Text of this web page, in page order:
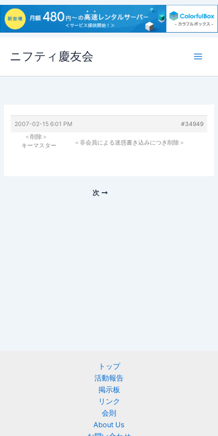
ス
ニフティ慶友会
2007-02-15 6:01 PM
#34949
＜削除＞
キーマスター
＜非会員による迷惑書き込みにつき削除＞
次
トップ
活動報告
掲示板
リンク
会則
About Us